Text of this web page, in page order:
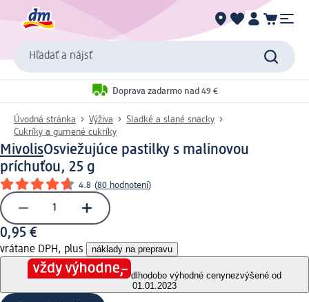
Hľadať a nájsť
Doprava zadarmo nad 49 €
Úvodná stránka Výživa
Sladké a slané snacky
Cukríky a gumené cukríky
MivolisOsviežujúce pastilky s malinovou
príchuťou, 25 g
4.8 (80 hodnotení)
0,95 €
vrátane DPH, plus náklady na prepravu
dlhodobo výhodné cenynezvýšené od
01.01.2023